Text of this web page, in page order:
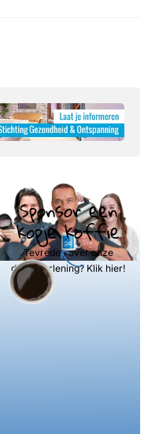
Sponsor een
kopje koffie
Tevreden over onze
dienstverlening? Klik hier!